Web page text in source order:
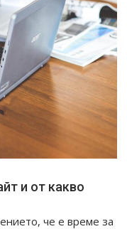
и от какво
че е време за